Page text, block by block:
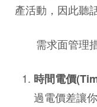
產活動，因此聽
需求面管理措
時間電價
過電價差讓